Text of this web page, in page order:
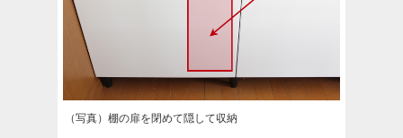
（写真）棚の扉を閉めて隠して収納